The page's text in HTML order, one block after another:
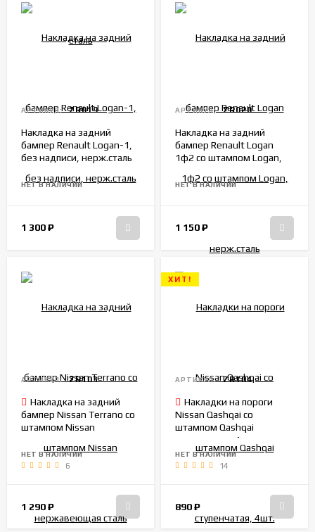
АРТИКУЛ: ZR019
Накладка на задний
бампер Renault Logan-1,
без надписи, нерж.сталь
НЕТ В НАЛИЧИИ
1 300₽
АРТИКУЛ: ZR020
Накладка на задний
бампер Renault Logan
1ф2 со штампом Logan,
НЕТ В НАЛИЧИИ
1 150₽
АРТИКУЛ: ZR103
Накладка на задний
бампер Nissan Terrano со
штампом Nissan
НЕТ В НАЛИЧИИ
6
1 290₽
ХИТ!
АРТИКУЛ: ZR104
Накладки на пороги
Nissan Qashqai со
штампом Qashqai
ступенчатая, 4шт.
нержавеющая сталь
НЕТ В НАЛИЧИИ
14
890₽